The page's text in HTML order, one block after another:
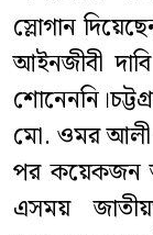
স্লোগান
আইনজীবী
মো. ওমর আলী
পর কয়েকজন
এসময়